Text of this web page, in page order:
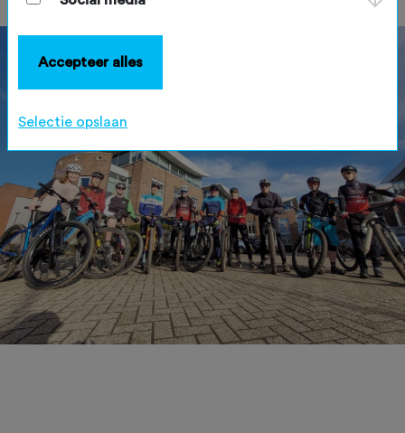
Accepteer alles
Selectie opslaan